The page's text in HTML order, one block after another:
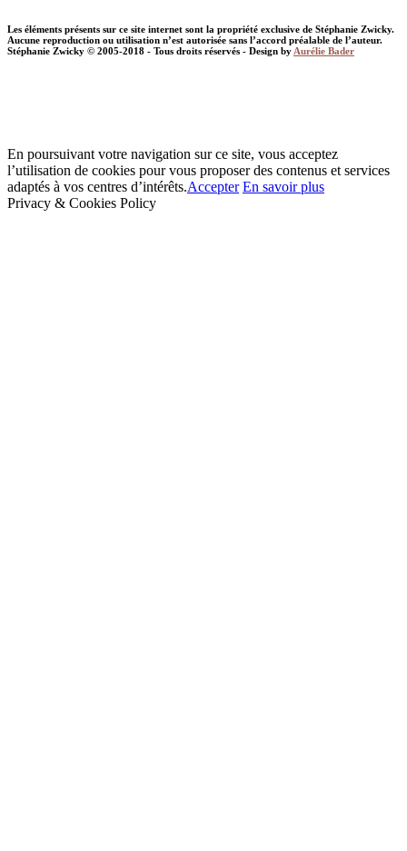
Les éléments présents sur ce site internet sont la propriété exclusive de Stéphanie Zwicky.
Aucune reproduction ou utilisation n’est autorisée sans l’accord préalable de l’auteur.
Stéphanie Zwicky © 2005-2018 - Tous droits réservés - Design by Aurélie Bader
En poursuivant votre navigation sur ce site, vous acceptez
l’utilisation de cookies pour vous proposer des contenus et services
adaptés à vos centres d’intérêts.Accepter En savoir plus
Privacy & Cookies Policy